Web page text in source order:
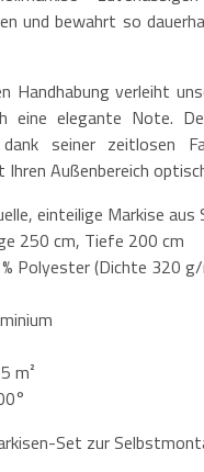
und bewahrt so
Handhabung verleiht
eine elegante Note.
seiner zeitlosen
Außenbereich
einteilige Markise
250 cm, Tiefe 200 cm
Polyester (Dichte 320 g/
m²
Set zur